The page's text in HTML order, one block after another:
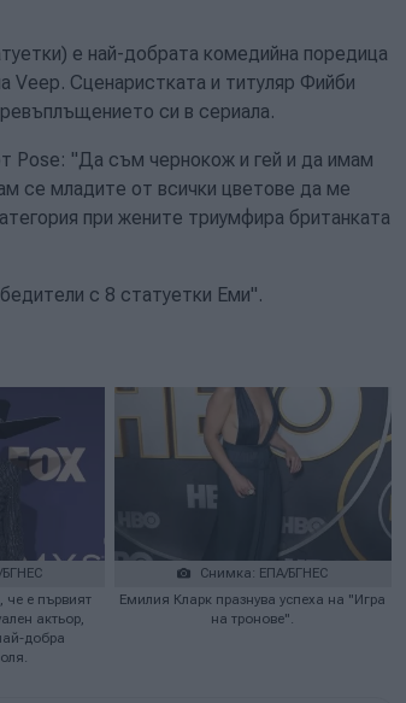
е най-добрата комедийна поредица
Veep. Сценаристката и титуляр Фийби
си в сериала.
Pose: "Да съм чернокож и гей и да имам
се младите от всички цветове да ме
при жените триумфира британката
с 8 статуетки Еми".
че е първият
актьор,
добра
Снимка: ЕПА/БГНЕС
Емилия Кларк празнува успеха на "Игра
на тронове".